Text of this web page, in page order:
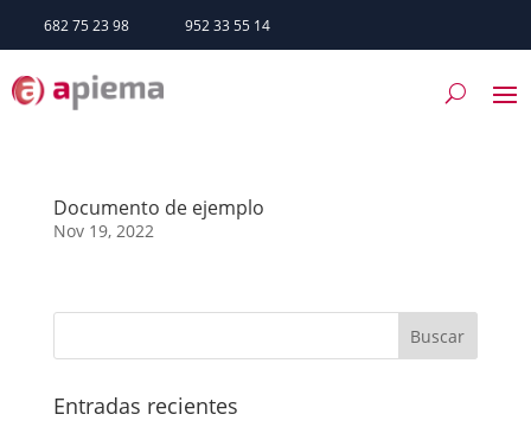
682 75 23 98 952 33 55 14
Documento de ejemplo
Nov 19, 2022
Entradas recientes